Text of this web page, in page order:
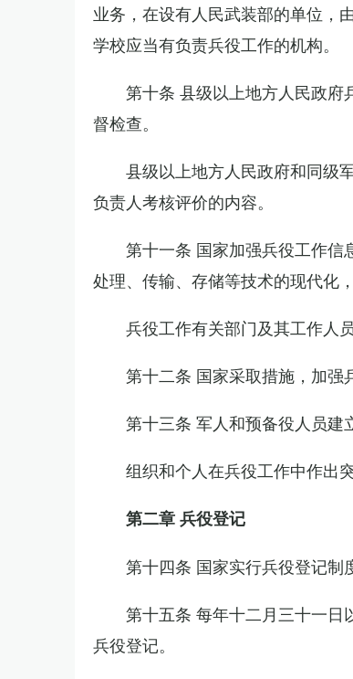
业务，在设有人民武装部的单位，
学校应当有负责兵役工作的机构。
第十条 县级以上地方人民政府
督检查。
县级以上地方人民政府和同级
负责人考核评价的内容。
第十一条 国家加强兵役工作信
处理、传输、存储等技术的现代化
兵役工作有关部门及其工作人
第十二条 国家采取措施，加强
第十三条 军人和预备役人员建
组织和个人在兵役工作中作出
第二章 兵役登记
第十四条 国家实行兵役登记制
第十五条 每年十二月三十一日
兵役登记。